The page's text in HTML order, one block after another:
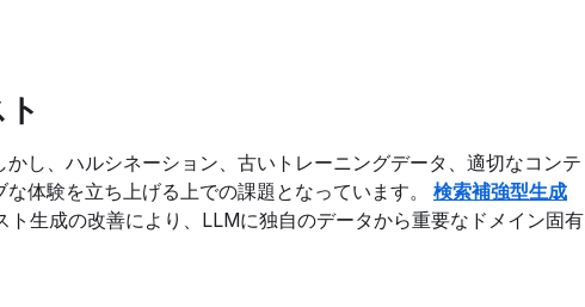
し、ハルシネーション、古いトレーニングデータ、適切なコンテ
体験を立ち上げる上での課題となっています。 検索補強型生成
生成の改善により、LLMに独自のデータから重要なドメイン固有